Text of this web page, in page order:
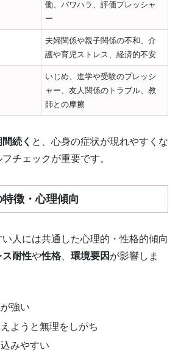
働、パワハラ、評価プレッシャ
ー
夫婦関係や親子関係の不和、介
護や育児ストレス、経済的不安
いじめ、進学や受験のプレッシ
ャー、友人関係のトラブル、教
師との摩擦
続く と、心身の症状が現れやすくな
チェックが重要です。
徴・心理傾向
人には共通した心理的・性格的傾向
ス耐性や性格 環境要因 が影響しま
強い
ようと無理をしがち
みやすい